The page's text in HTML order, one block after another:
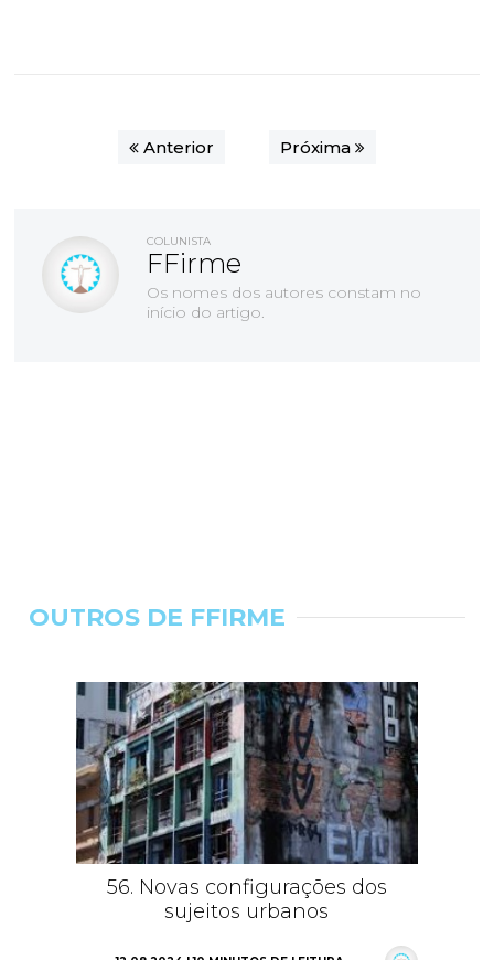
Anterior Próxima
COLUNISTA
FFirme
Os nomes dos autores constam no
início do artigo.
OUTROS DE FFIRME
56. Novas configurações dos
sujeitos urbanos